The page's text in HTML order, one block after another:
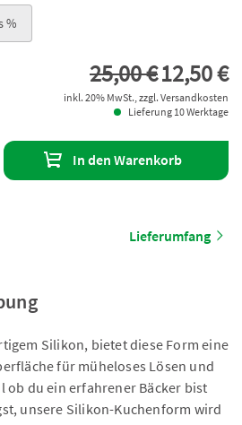
%
25,00 €12,50 €
inkl. 20% MwSt., zzgl. Versandkosten
Lieferung 10 Werktage
In den Warenkorb
Lieferumfang
Silikon, bietet diese Form eine
für müheloses Lösen und
ob du ein erfahrener Bäcker bist
unsere Silikon-Kuchenform wird